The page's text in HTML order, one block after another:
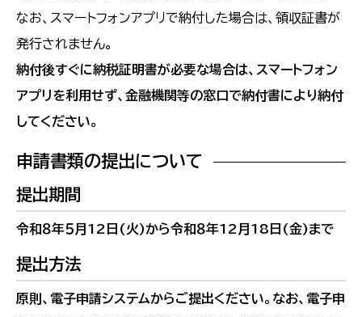
なお、スマートフォンアプリで納付した場合は、領収証書が
発行されません。
納付後すぐに納税証明書が必要な場合は、スマートフォン
アプリを利用せず、金融機関等の窓口で納付書により納付
してください。
申請書類の提出について
提出期間
令和８年５月12日(火)から令和８年12月18日(金)まで
提出方法
原則、電子申請システムからご提出ください。なお、電子申